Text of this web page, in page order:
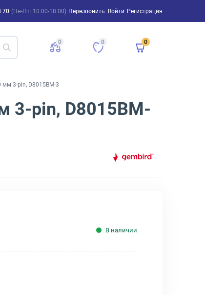
70 (Пн-Пт: 10:00-18:00) Перезвонить Войти Регистрация
0 0 0
мм 3-pin, D8015BM-3
3-pin, D8015BM-
В наличии